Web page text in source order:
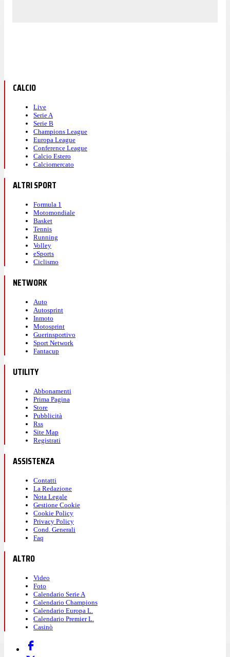
CALCIO
Live
Serie A
Serie B
Champions League
Europa League
Conference League
Calcio Estero
Calciomercato
ALTRI SPORT
Formula 1
Motomondiale
Basket
Tennis
Running
Volley
eSports
Ciclismo
NETWORK
Auto
Autosprint
Inmoto
Motosprint
Guerinsportivo
Sport Network
Fantacup
UTILITY
Abbonamenti
Prima Pagina
Store
Pubblicità
Rss
Site Map
Registrati
ASSISTENZA
Contatti
La Redazione
Nota Legale
Gestione Cookie
Cookie Policy
Privacy Policy
Cond. Generali
Faq
ALTRO
Video
Foto
Calendario Serie A
Calendario Champions
Calendario Europa L.
Calendario Premier L.
Casinò